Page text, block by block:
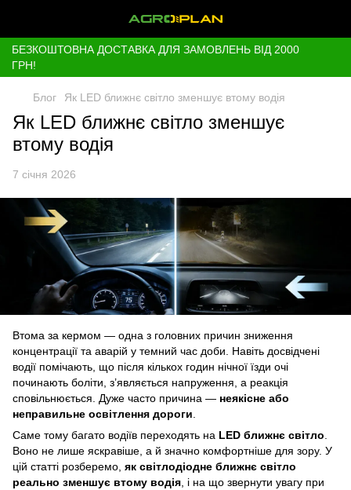
БЕЗКОШТОВНА ДОСТАВКА ДЛЯ ЗАМОВЛЕНЬ ВІД 2000
ГРН!
Блог Як LED ближнє світло зменшує втому водія
Як LED ближнє світло зменшує
втому водія
7 січня 2026
Втома за кермом — одна з головних причин зниження
концентрації та аварій у темний час доби. Навіть досвідчені
водії помічають, що після кількох годин нічної їзди очі
починають боліти, з’являється напруження, а реакція
сповільнюється. Дуже часто причина — неякісне або
неправильне освітлення дороги.
Саме тому багато водіїв переходять на LED ближнє світло.
Воно не лише яскравіше, а й значно комфортніше для зору. У
цій статті розберемо, як світлодіодне ближнє світло
реально зменшує втому водія, і на що звернути увагу при